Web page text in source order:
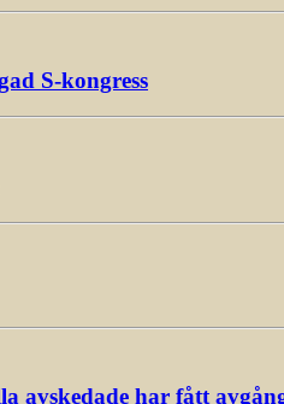
S-kongress
avskedade har fått